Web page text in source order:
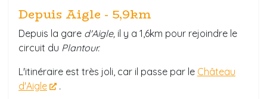
Depuis Aigle - 5,9km
Depuis la gare d'Aigle, il y a 1,6km pour rejoindre le
circuit du Plantour.
L'itinéraire est très joli, car il passe par le Château
d'Aigle
.